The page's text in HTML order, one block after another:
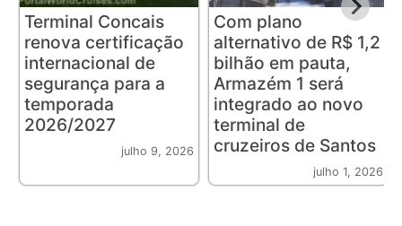
Terminal Concais
renova certificação
internacional de
segurança para a
temporada
2026/2027
julho 9, 2026
Com plano
alternativo de R$ 1,2
bilhão em pauta,
Armazém 1 será
integrado ao novo
terminal de
cruzeiros de Santos
julho 1, 2026